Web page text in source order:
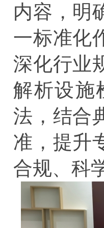
内容，明
一标准化
深化行业
解析设施
法，结合
准，提升
合规、科